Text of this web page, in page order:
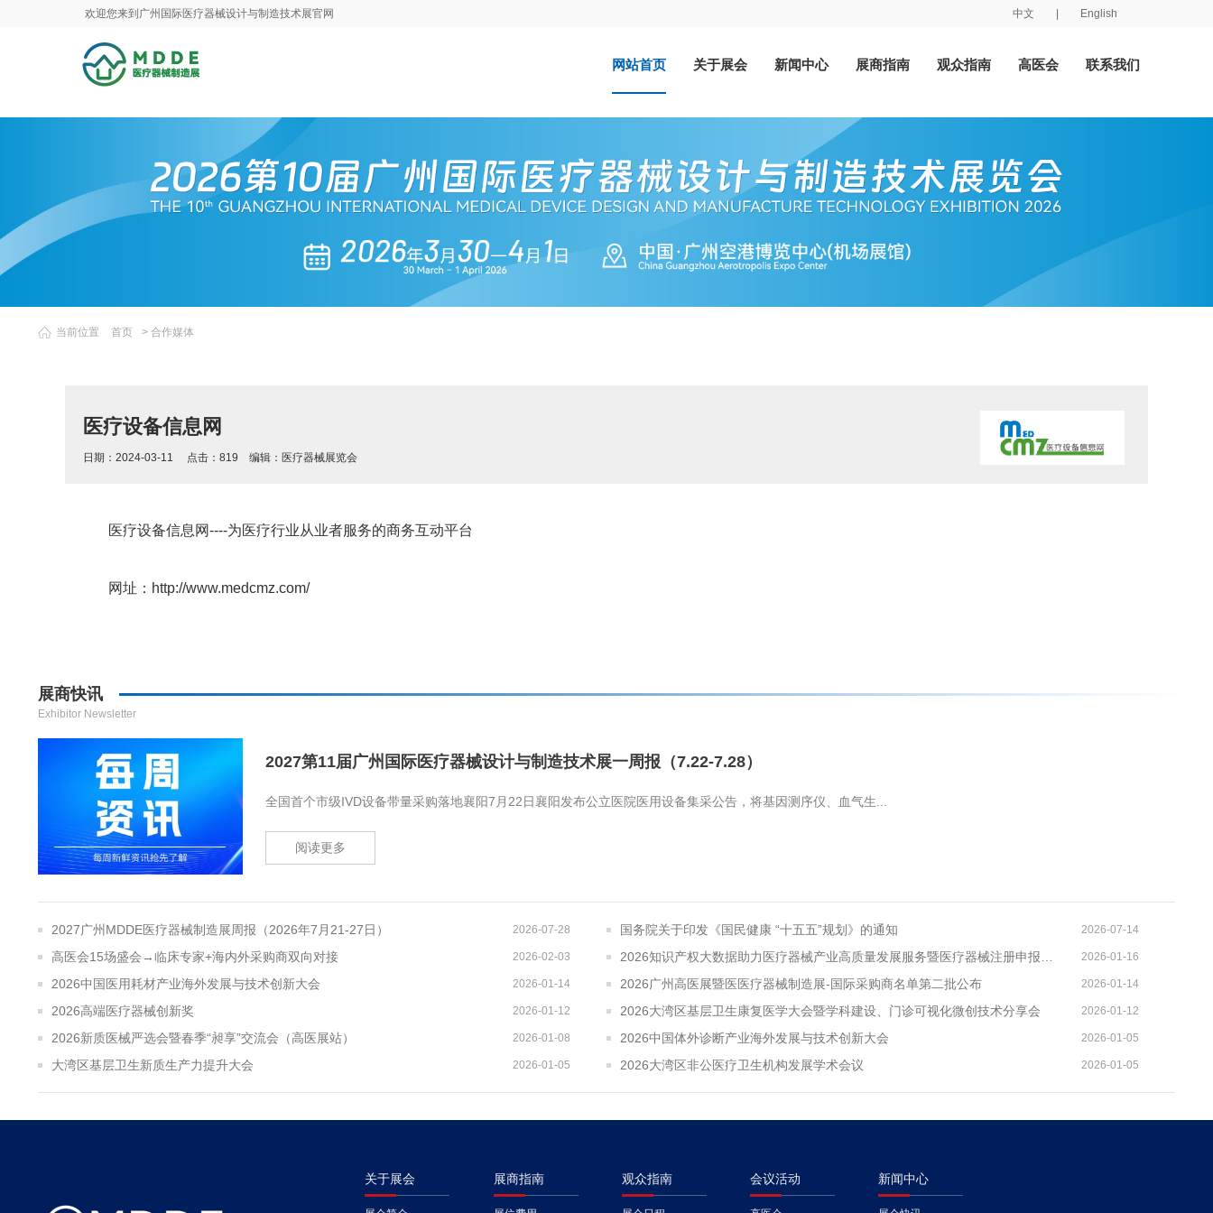
欢迎您来到广州国际医疗器械设计与制造技术展官网 中文 English
网站首页 关于展会 新闻中心 展商指南 观众指南 高医会 联系我们
当前位置 首页 > 合作媒体
医疗设备信息网
日期：2024-03-11 点击： 819 编辑： 医疗器械展览会
医疗设备信息网----为医疗行业从业者服务的商务互动平台
网址：http://www.medcmz.com/
展商快讯
Exhibitor Newsletter
2027第11届广州国际医疗器械设计与制造技术展一周报（7.22-7.28）
全国首个市级IVD设备带量采购落地襄阳7月22日襄阳发布公立医院医用设备集采公告，将基因测序仪、血气生...
阅读更多
2026-07-28
2027广州MDDE医疗器械制造展周报（2026年7月21-27日） 2026-07-14
国务院关于印发《国民健康 “十五五”规划》的通知
2026-02-03
高医会15场盛会→临床专家+海内外采购商双向对接 2026-01-16
2026-01-14
2026中国医用耗材产业海外发展与技术创新大会 2026-01-14
2026广州高医展暨医医疗器械制造展-国际采购商名单第二批公布
2026-01-12
2026高端医疗器械创新奖 2026-01-12
2026大湾区基层卫生康复医学大会暨学科建设、门诊可视化微创技术分享会
2026-01-08
2026新质医械严选会暨春季“昶享”交流会（高医展站） 2026-01-05
2026中国体外诊断产业海外发展与技术创新大会
2026-01-05
大湾区基层卫生新质生产力提升大会 2026-01-05
2026大湾区非公医疗卫生机构发展学术会议
关于展会 展商指南 观众指南 会议活动 新闻中心